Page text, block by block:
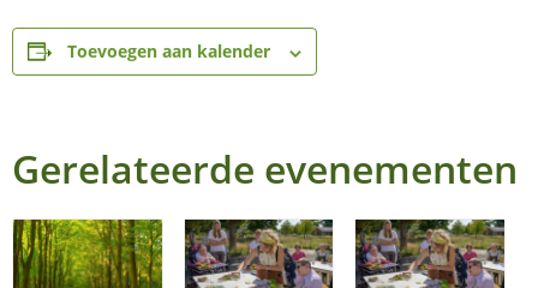
Toevoegen aan kalender
Gerelateerde evenementen